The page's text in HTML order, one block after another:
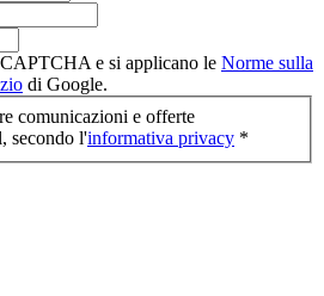
e si applicano le Norme sulla
di Google.
comunicazioni e offerte
secondo l'informativa privacy *